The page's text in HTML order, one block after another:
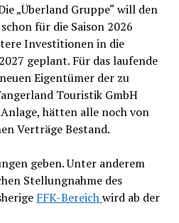
„Überland Gruppe“ will den
für die Saison 2026
Investitionen in die
geplant. Für das laufende
Eigentümer der zu
Touristik GmbH
hätten alle noch von
Verträge Bestand.
geben. Unter anderem
Stellungnahme des
FFK-Bereichwird ab der